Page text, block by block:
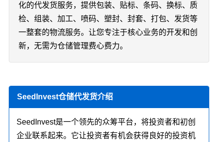
化的代发货服务，提供包装、贴标、条码、换标、质
检、组装、加工、喷码、塑封、封套、打包、发货等
一整套的物流服务。让您专注于核心业务的开发和创
新，无需为仓储管理费心费力。
SeedInvest仓储代发货介绍
SeedInvest是一个领先的众筹平台，将投资者和初创
企业联系起来。它让投资者有机会获得良好的投资机